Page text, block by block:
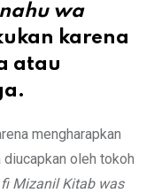
wa
karena
atau
mengharapkan
oleh tokoh
Mizanil Kitab was